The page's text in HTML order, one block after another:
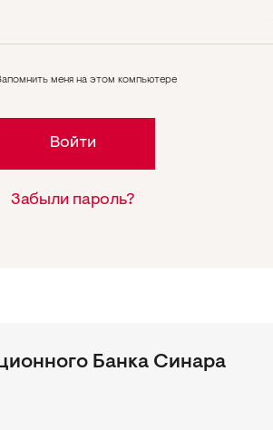
меня на этом компьютере
Войти
Забыли пароль?
Банка Синара